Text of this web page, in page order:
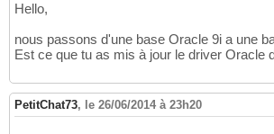
Hello,
nous passons d'une base Oracle 9i a une
Est ce que tu as mis à jour le driver Oracle
PetitChat73, le 26/06/2014 à 23h20